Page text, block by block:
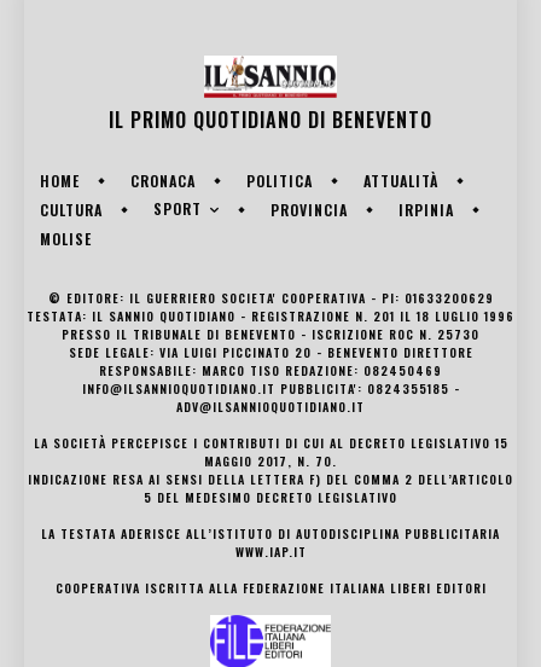
IL PRIMO QUOTIDIANO DI BENEVENTO
HOME CRONACA POLITICA
ATTUALITÀ
CULTURA
SPORT PROVINCIA
IRPINIA
MOLISE
© EDITORE: IL GUERRIERO SOCIETA' COOPERATIVA - PI: 01633200629
TESTATA: IL SANNIO QUOTIDIANO - REGISTRAZIONE N. 201 IL 18 LUGLIO 1996
PRESSO IL TRIBUNALE DI BENEVENTO - ISCRIZIONE ROC N. 25730
SEDE LEGALE: VIA LUIGI PICCINATO 20 - BENEVENTO DIRETTORE
RESPONSABILE: MARCO TISO REDAZIONE: 082450469
INFO@ILSANNIOQUOTIDIANO.IT PUBBLICITA': 0824355185 -
ADV@ILSANNIOQUOTIDIANO.IT
LA SOCIETÀ PERCEPISCE I CONTRIBUTI DI CUI AL DECRETO LEGISLATIVO 15
MAGGIO 2017, N. 70.
INDICAZIONE RESA AI SENSI DELLA LETTERA F) DEL COMMA 2 DELL’ARTICOLO
5 DEL MEDESIMO DECRETO LEGISLATIVO
LA TESTATA ADERISCE ALL’ISTITUTO DI AUTODISCIPLINA PUBBLICITARIA
WWW.IAP.IT
COOPERATIVA ISCRITTA ALLA FEDERAZIONE ITALIANA LIBERI EDITORI